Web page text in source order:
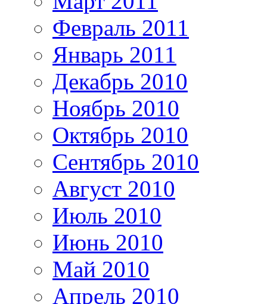
Февраль 2011
Январь 2011
Декабрь 2010
Ноябрь 2010
Октябрь 2010
Сентябрь 2010
Август 2010
Июль 2010
Июнь 2010
Май 2010
Апрель 2010